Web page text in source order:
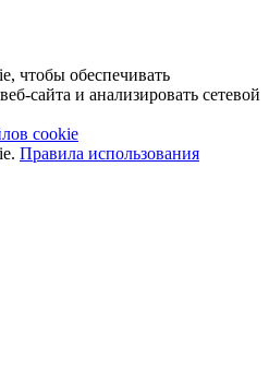
чтобы обеспечивать
сайта и анализировать сетевой
cookie
Правила использования